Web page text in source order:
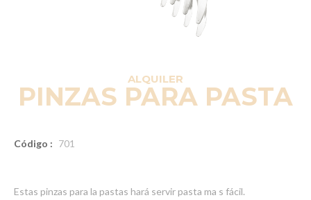
ALQUILER
PINZAS PARA PASTA
Código : 701
Estas pinzas para la pastas hará servir pasta ma s fácil.